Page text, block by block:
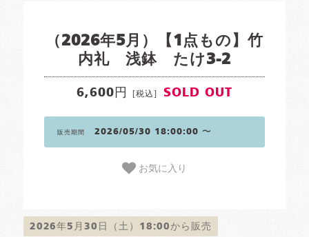
（2026年5月）【1点もの】竹
内礼 浅鉢 たけ3-2
6,600円 [税込] SOLD OUT
販売期間 2026/05/30 18:00:00 〜
お気に入り
2026年5月30日（土）18:00から販売